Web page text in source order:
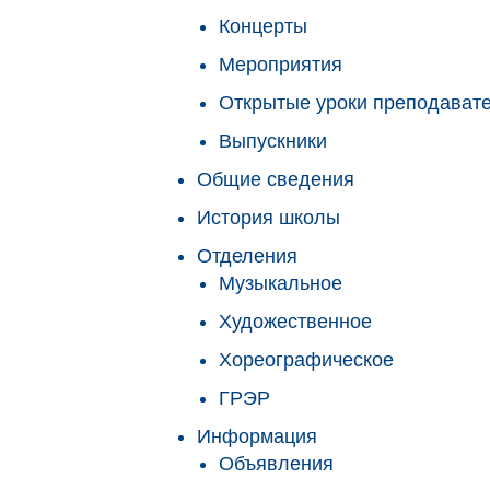
Концерты
Мероприятия
Открытые уроки
Выпускники
Общие сведения
История школы
Отделения
Музыкальное
Художественное
Хореографическое
ГРЭР
Информация
Объявления